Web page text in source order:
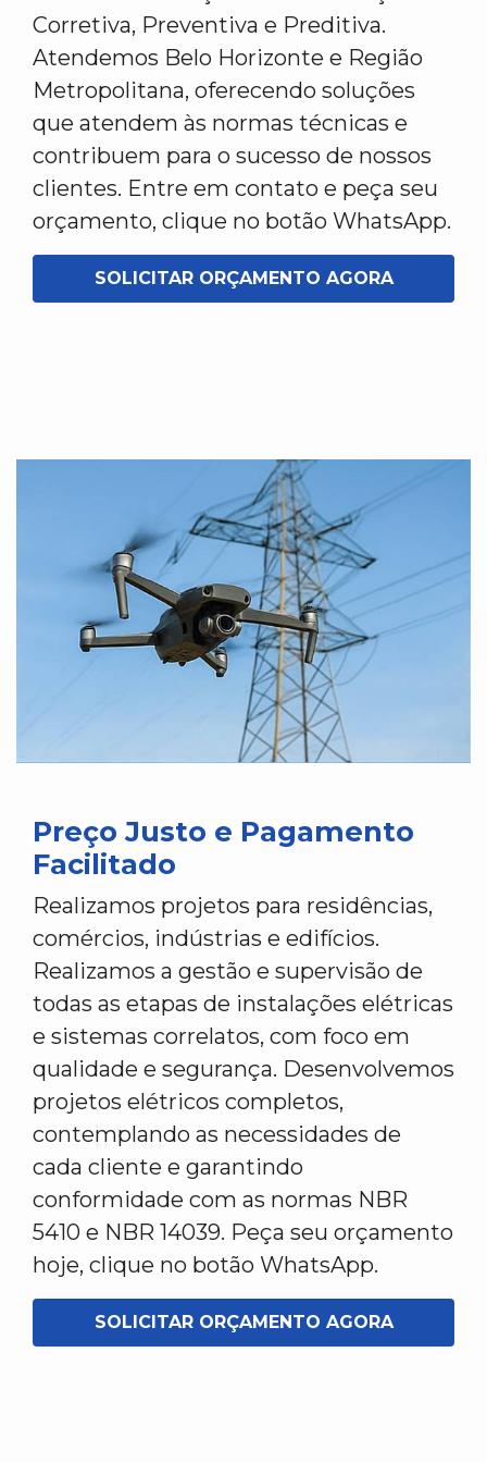
Corretiva, Preventiva e Preditiva.
Atendemos Belo Horizonte e Região
Metropolitana, oferecendo soluções
que atendem às normas técnicas e
contribuem para o sucesso de nossos
clientes. Entre em contato e peça seu
orçamento, clique no botão WhatsApp.
SOLICITAR ORÇAMENTO AGORA
Preço Justo e Pagamento
Facilitado
Realizamos projetos para residências,
comércios, indústrias e edifícios.
Realizamos a gestão e supervisão de
todas as etapas de instalações elétricas
e sistemas correlatos, com foco em
qualidade e segurança. Desenvolvemos
projetos elétricos completos,
contemplando as necessidades de
cada cliente e garantindo
conformidade com as normas NBR
5410 e NBR 14039. Peça seu orçamento
hoje, clique no botão WhatsApp.
SOLICITAR ORÇAMENTO AGORA